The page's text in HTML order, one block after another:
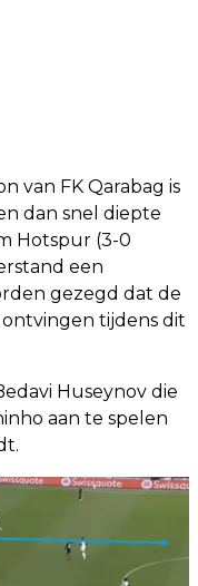
van FK Qarabag is
dan snel diepte
Hotspur (3-0
een
gezegd dat de
tijdens dit
Huseynov die
aan te spelen